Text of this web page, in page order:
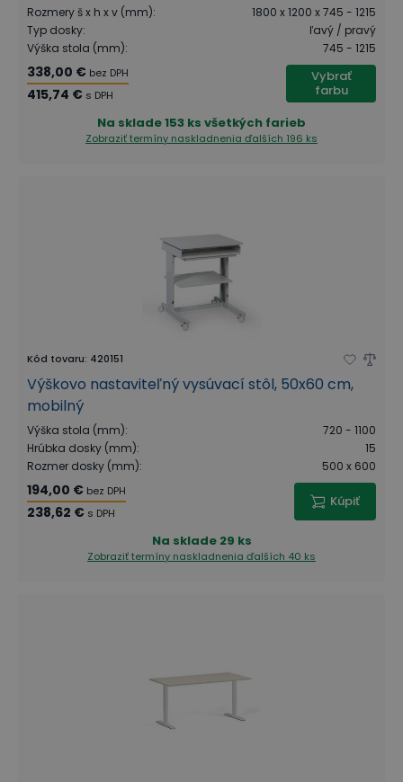
Rozmery š x h x v (mm):
1800 x 1200 x 745 - 1215
Typ dosky:
ľavý / pravý
Výška stola (mm): 745 - 1215
338,00 € bez DPH
415,74 € s DPH
Vybrať
farbu
Na sklade153 ks všetkých farieb
Zobraziť termíny naskladnenia ďalších 196 ks
Kód tovaru: 420151
Výškovo nastaviteľný vysúvací stôl, 50x60 cm,
mobilný
Výška stola (mm):
720 - 1100
Hrúbka dosky (mm):
15
Rozmer dosky (mm): 500 x 600
194,00 € bez DPH
238,62 € s DPH
Kúpiť
Na sklade 29 ks
Zobraziť termíny naskladnenia ďalších 40 ks